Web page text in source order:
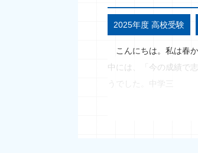
2025年度 高校受験
こんにちは。私は春
中には、「今の成績で
うでした。中学三